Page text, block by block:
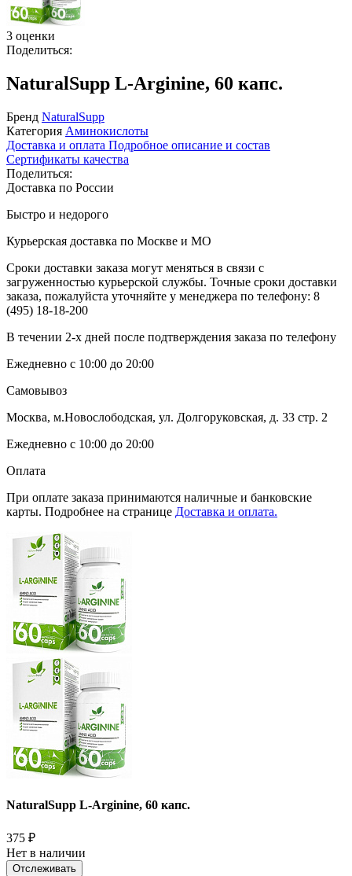
3 оценки
Поделиться:
NaturalSupp L-Arginine, 60 капс.
Бренд NaturalSupp
Категория Аминокислоты
Доставка и оплата Подробное описание и состав
Сертификаты качества
Поделиться:
Доставка по России
Быстро и недорого
Курьерская доставка по Москве и МО
Сроки доставки заказа могут меняться в связи с
загруженностью курьерской службы. Точные сроки доставки
заказа, пожалуйста уточняйте у менеджера по телефону: 8
(495) 18-18-200
В течении 2-х дней после подтверждения заказа по телефону
Ежедневно с 10:00 до 20:00
Самовывоз
Москва, м.Новослободская, ул. Долгоруковская, д. 33 стр. 2
Ежедневно с 10:00 до 20:00
Оплата
При оплате заказа принимаются наличные и банковские
карты. Подробнее на странице Доставка и оплата.
NaturalSupp L-Arginine, 60 капс.
375 ₽
Нет в наличии
Отслеживать